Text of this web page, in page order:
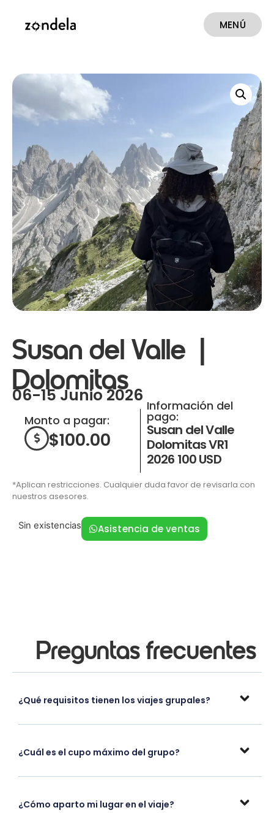
MENÚ
Susan del Valle |
Dolomitas
06-15 Junio 2026
Monto a pagar:
$100.00
Información del
pago:
Susan del Valle
Dolomitas VR1
2026 100 USD
*Aplican restricciones. Cualquier duda favor de revisarla con
nuestros asesores.
Sin existencias Asistencia de ventas
Preguntas frecuentes
¿Qué requisitos tienen los viajes grupales?
¿Cuál es el cupo máximo del grupo?
¿Cómo aparto mi lugar en el viaje?